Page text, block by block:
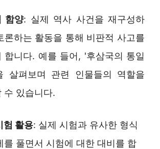
함양: 실제 역사 사건을 재구성하
론하는 활동을 통해 비판적 사고를
합니다. 예를 들어, '후삼국의 통일
살펴보며 관련 인물들의 역할을
수 있습니다.
험 활용: 실제 시험과 유사한 형식
를 풀면서 시험에 대한 대비를 합